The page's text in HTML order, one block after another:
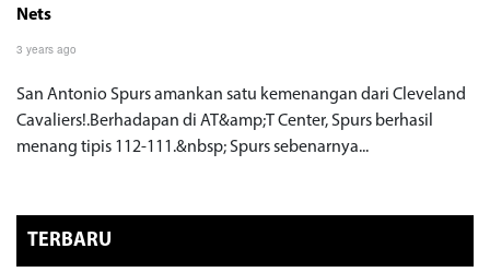
Nets
3 years ago
San Antonio Spurs amankan satu kemenangan dari Cleveland
Cavaliers!.Berhadapan di AT&amp;T Center, Spurs berhasil
menang tipis 112-111.&nbsp; Spurs sebenarnya...
TERBARU